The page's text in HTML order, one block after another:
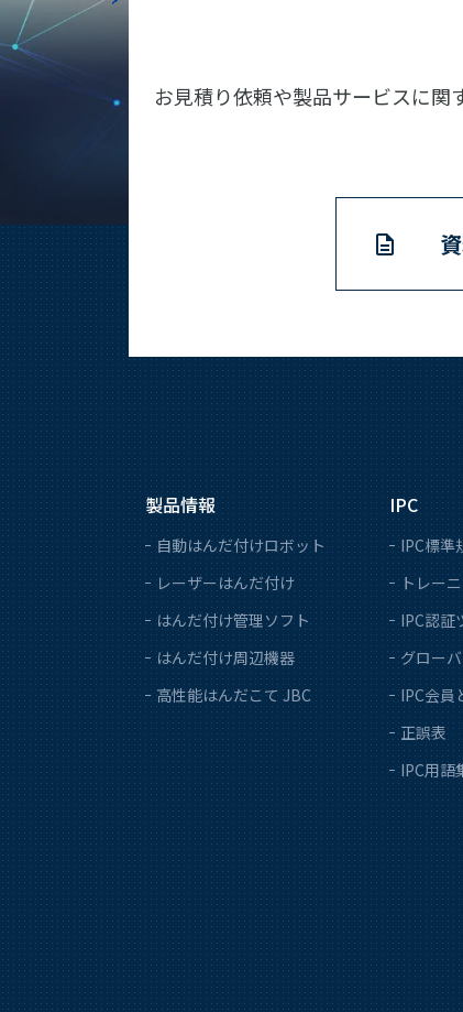
お見積り依頼や製品サービスに
製品情報
自動はんだ付けロボット
レーザーはんだ付け
はんだ付け管理ソフト
はんだ付け周辺機器
高性能はんだこて JBC
IPC
IPC標準
トレー
IPC認証
グロー
IPC会員
正誤表
IPC用語